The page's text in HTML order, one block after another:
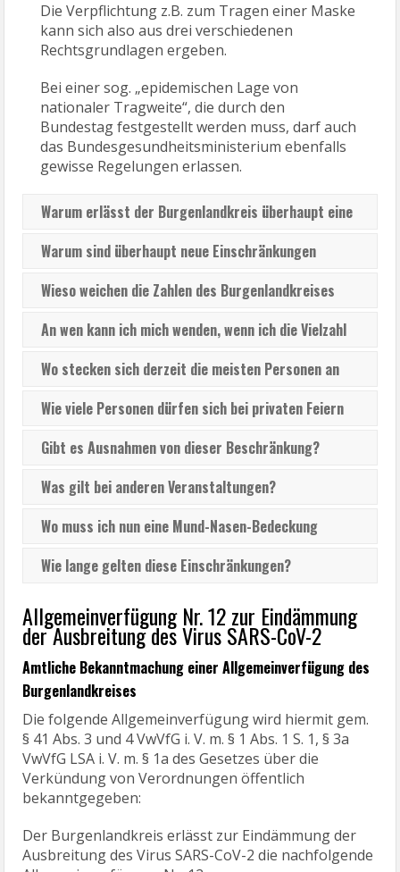
Die Verpflichtung z.B. zum Tragen einer Maske
kann sich also aus drei verschiedenen
Rechtsgrundlagen ergeben.
Bei einer sog. „epidemischen Lage von
nationaler Tragweite“, die durch den
Bundestag festgestellt werden muss, darf auch
das Bundesgesundheitsministerium ebenfalls
gewisse Regelungen erlassen.
Warum erlässt der Burgenlandkreis überhaupt eine
Regelung?
Warum sind überhaupt neue Einschränkungen
notwendig?
Wieso weichen die Zahlen des Burgenlandkreises
von den Angaben des Landes und denen des Robert-
Koch-Instituts (RKI) ab?
An wen kann ich mich wenden, wenn ich die Vielzahl
von Verordnungen nicht mehr verstehe?
Wo stecken sich derzeit die meisten Personen an
Corona im Burgenlandkreis an?
Wie viele Personen dürfen sich bei privaten Feiern
im Burgenlandkreis treffen?
Gibt es Ausnahmen von dieser Beschränkung?
Was gilt bei anderen Veranstaltungen?
Wo muss ich nun eine Mund-Nasen-Bedeckung
tragen?
Wie lange gelten diese Einschränkungen?
Allgemeinverfügung Nr. 12 zur Eindämmung
der Ausbreitung des Virus SARS-CoV-2
Amtliche Bekanntmachung einer Allgemeinverfügung des
Burgenlandkreises
Die folgende Allgemeinverfügung wird hiermit gem.
§ 41 Abs. 3 und 4 VwVfG i. V. m. § 1 Abs. 1 S. 1, § 3a
VwVfG LSA i. V. m. § 1a des Gesetzes über die
Verkündung von Verordnungen öffentlich
bekanntgegeben:
Der Burgenlandkreis erlässt zur Eindämmung der
Ausbreitung des Virus SARS-CoV-2 die nachfolgende